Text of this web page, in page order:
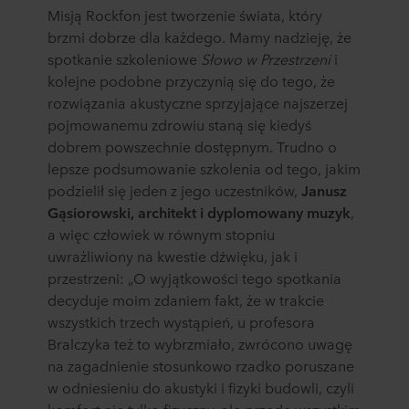
do polityki prywatności naszych potencjalnych partnerów
oraz czas przechowywania każdego pliku cookie na
urządzeniach końcowych. To Ty decydujesz, w jakich
celach nasze witryny internetowe mogą wykorzystywać
pliki cookie, a tym samym przetwarzać informacje o
Tobie za pośrednictwem plików cookie.
W dowolnej chwili możesz wycofać swoją zgodę w
deklaracji dotyczącej plików cookie w naszej witrynie.
Więcej informacji na temat korzystania przez nas z
plików cookie można znaleźć w rozdziale „Informacje”,
zaś na temat przetwarzania przez nas danych
osobowych wPolityce prywatności, gdzie określono
między innymi, która konkretnie spółka ROCKWOOL jest
administratorem Twoim danych osobowych.
Misją Rockfon jest tworzenie świata, który
brzmi dobrze dla każdego. Mamy nadzieję, że
spotkanie szkoleniowe Słowo w Przestrzenii
kolejne podobne przyczynią się do tego, że
rozwiązania akustyczne sprzyjające najszerzej
pojmowanemu zdrowiu staną się kiedyś
dobrem powszechnie dostępnym. Trudno o
lepsze podsumowanie szkolenia od tego, jakim
podzielił się jeden z jego uczestników, Janusz
Gąsiorowski, architekt i dyplomowany muzyk,
a więc człowiek w równym stopniu
uwrażliwiony na kwestie dźwięku, jak i
przestrzeni: „O wyjątkowości tego spotkania
decyduje moim zdaniem fakt, że w trakcie
wszystkich trzech wystąpień, u profesora
Bralczyka też to wybrzmiało, zwrócono uwagę
na zagadnienie stosunkowo rzadko poruszane
w odniesieniu do akustyki i fizyki budowli, czyli